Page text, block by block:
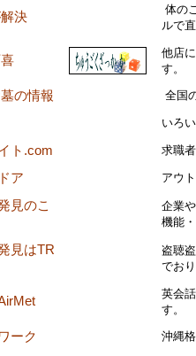
決
体の
ルで
他店
す。
の情報 全国
いろ
ト.com 求職
ア アウ
見のこ
企業
機能
見はTR
盗聴
でお
英会
す。
ーク 沖縄